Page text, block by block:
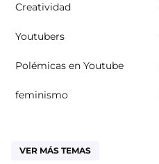
Creatividad
Youtubers
Polémicas en Youtube
feminismo
VER MÁS TEMAS